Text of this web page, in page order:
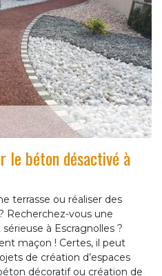
le béton désactivé à
terrasse ou réaliser des
Recherchez-vous une
à Escragnolles ?
maçon ! Certes, il peut
de création d’espaces
décoratif ou création de